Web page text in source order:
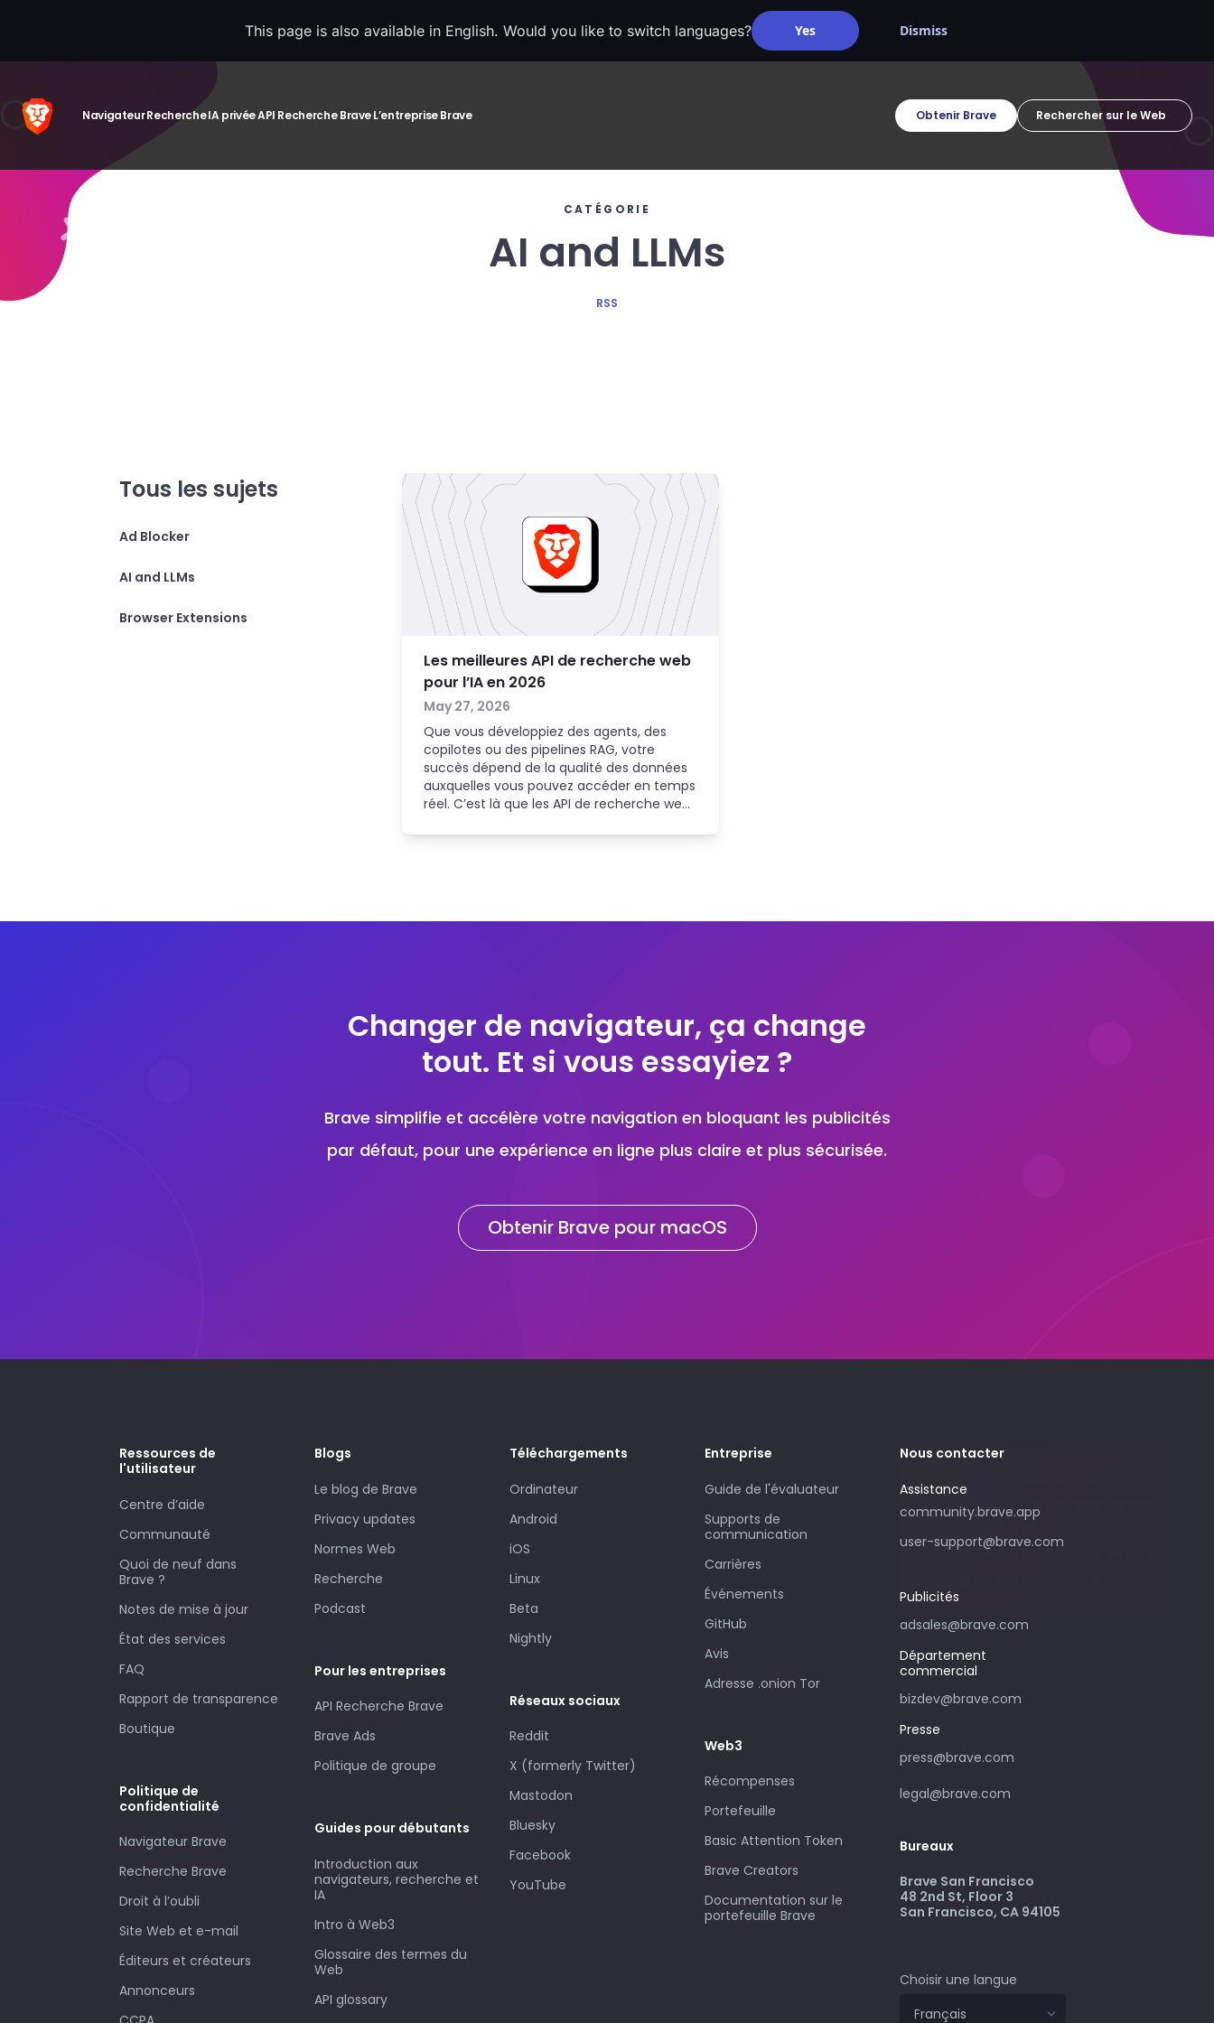
This page is also available in English. Would you like to switch languages? Yes Dismiss
NavigateurRechercheIA privéeAPI Recherche BraveL’entreprise Brave Obtenir Brave
CATÉGORIE
AI and LLMs
RSS
Tous les sujets
Ad Blocker
AI and LLMs
Browser Extensions
Les meilleures API de recherche web
pour l’IA en 2026
May 27, 2026
Que vous développiez des agents, des
copilotes ou des pipelines RAG, votre
succès dépend de la qualité des données
auxquelles vous pouvez accéder en temps
réel. C’est là que les API de recherche web
allons aborder les meilleures options d'API
Changer de navigateur, ça change
tout. Et si vous essayiez ?
Brave simplifie et accélère votre navigation en bloquant les publicités
par défaut, pour une expérience en ligne plus claire et plus sécurisée.
Obtenir Brave pour macOS
Ressources de
l'utilisateur
Centre d’aide
Communauté
Quoi de neuf dans
Brave ?
Notes de mise à jour
État des services
FAQ
Rapport de transparence
Boutique
Politique de
confidentialité
Navigateur Brave
Recherche Brave
Droit à l’oubli
Site Web et e-mail
Éditeurs et créateurs
Annonceurs
Blogs
Le blog de Brave
Privacy updates
Normes Web
Recherche
Podcast
Pour les entreprises
API Recherche Brave
Brave Ads
Politique de groupe
Guides pour débutants
Introduction aux
navigateurs, recherche et
IA
Intro à Web3
Glossaire des termes du
Web
API glossary
Téléchargements
Ordinateur
Android
iOS
Linux
Beta
Nightly
Réseaux sociaux
Reddit
X (formerly Twitter)
Mastodon
Bluesky
Facebook
YouTube
Entreprise
Guide de l'évaluateur
Supports de
communication
Carrières
Événements
GitHub
Avis
Adresse .onion Tor
Web3
Récompenses
Portefeuille
Basic Attention Token
Brave Creators
Documentation sur le
portefeuille Brave
Nous contacter
Assistance
community.brave.app
user-support@brave.com
Publicités
adsales@brave.com
uniquement si vous souhaitez acheter
toute demande d’assistance, rendez-
Département
commercial
bizdev@brave.com
Presse
press@brave.com
legal@brave.com
Bureaux
Brave San Francisco
48 2nd St, Floor 3
San Francisco, CA 94105
Choisir une langue